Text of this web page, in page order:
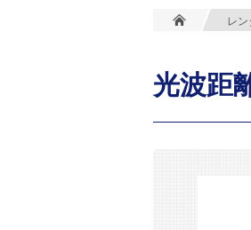
レ
光波距